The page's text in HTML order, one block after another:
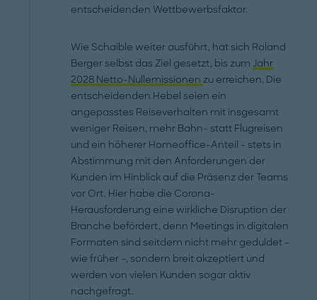
entscheidenden Wettbewerbsfaktor.
Wie Schaible weiter ausführt, hat sich Roland
Berger selbst das Ziel gesetzt, bis zum Jahr
2028 Netto-Nullemissionen zu erreichen. Die
entscheidenden Hebel seien ein
angepasstes Reiseverhalten mit insgesamt
weniger Reisen, mehr Bahn- statt Flugreisen
und ein höherer Homeoffice-Anteil – stets in
Abstimmung mit den Anforderungen der
Kunden im Hinblick auf die Präsenz der Teams
vor Ort. Hier habe die Corona-
Herausforderung eine wirkliche Disruption der
Branche befördert, denn Meetings in digitalen
Formaten sind seitdem nicht mehr geduldet –
wie früher –, sondern breit akzeptiert und
werden von vielen Kunden sogar aktiv
nachgefragt.